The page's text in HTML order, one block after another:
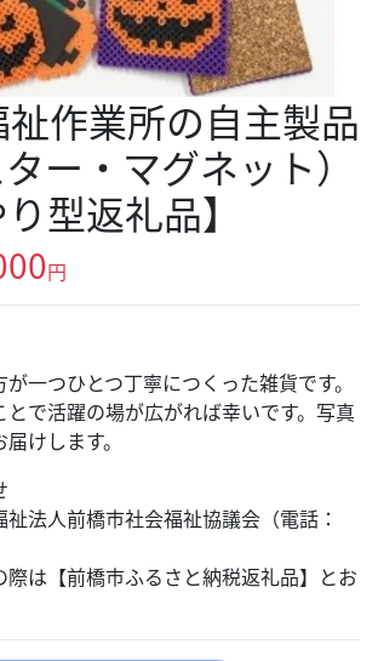
作業所の自主製品
ター・マグネット）
り型返礼品】
円
一つひとつ丁寧につくった雑貨です。
で活躍の場が広がれば幸いです。写真
けします。
祉法人前橋市社会福祉協議会（電話：
は【前橋市ふるさと納税返礼品】とお